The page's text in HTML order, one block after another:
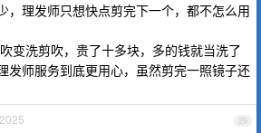
，理发师只想快点剪完下一个，都不怎么用
变洗剪吹，贵了十多块，多的钱就当洗了
发师服务到底更用心，虽然剪完一照镜子还
29